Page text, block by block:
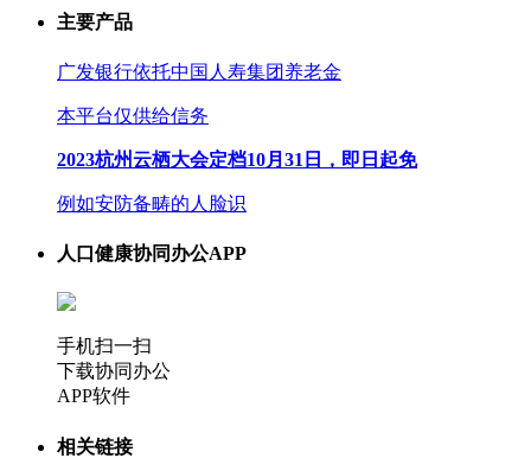
主要产品
广发银行依托中国人寿集团养老金
本平台仅供给信务
2023杭州云栖大会定档10月31日，即日起免
例如安防备畴的人脸识
人口健康协同办公APP
手机扫一扫
下载协同办公
APP软件
相关链接